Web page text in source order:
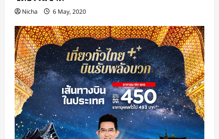
Nicha 6 May, 2020